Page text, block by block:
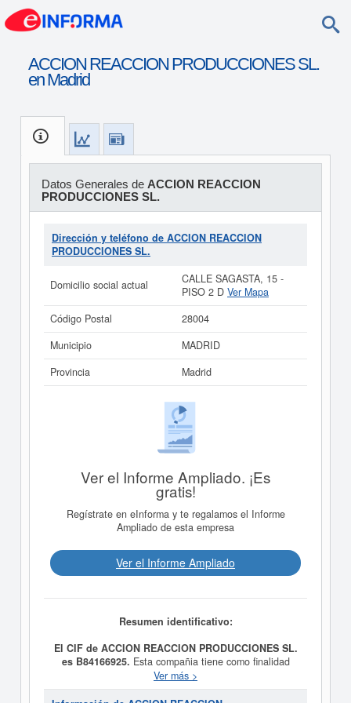
ACCION REACCION PRODUCCIONES SL.
en Madrid
Datos Generales de ACCION REACCION
PRODUCCIONES SL.
Dirección y teléfono de ACCION REACCION
PRODUCCIONES SL.
Domicilio social actual
CALLE SAGASTA, 15 -
PISO 2 D Ver Mapa
Código Postal
28004
Municipio
MADRID
Provincia
Madrid
Ver el Informe Ampliado. ¡Es
gratis!
Regístrate en eInforma y te regalamos el Informe
Ampliado de esta empresa
Ver el Informe Ampliado
Resumen identificativo:
El CIF de ACCION REACCION PRODUCCIONES SL.
es B84166925. Esta compañia tiene como finalidad
social LA PRODUCCION, DISTRIBUCION Y
REALIZACION DE TODO TIPO DE OBRAS
Ver más >